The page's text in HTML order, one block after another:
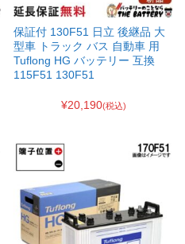
保証付 130F51 日立 後継品 大
型車 トラック バス 自動車 用
Tuflong HG バッテリー 互換
115F51 130F51
¥20,190(税込)